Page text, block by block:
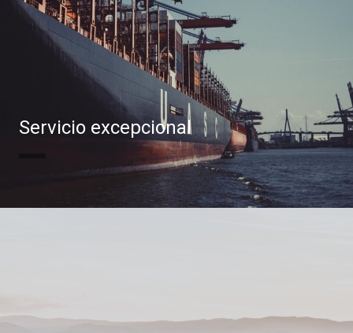
Servicio excepcional